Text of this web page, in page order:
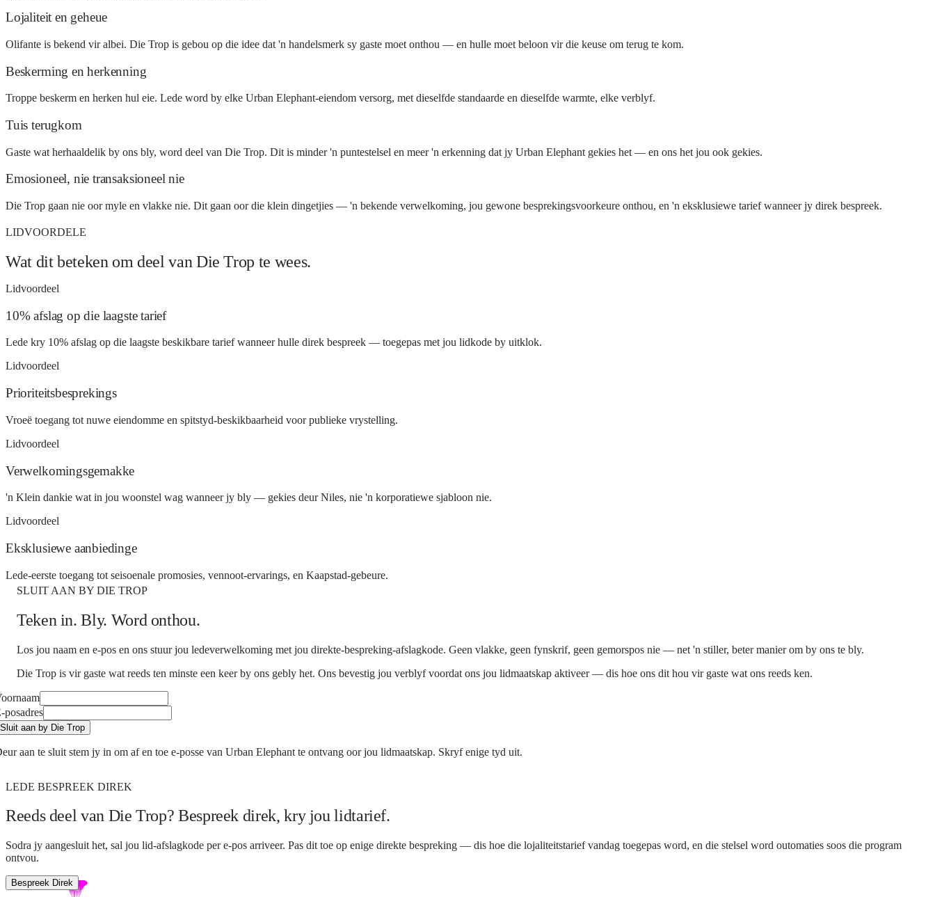
Lojaliteit en geheue
Olifante is bekend vir albei. Die Trop is gebou op die idee dat 'n handelsmerk sy gaste moet onthou — en hulle moet beloon vir die keuse om terug te kom.
Beskerming en herkenning
Troppe beskerm en herken hul eie. Lede word by elke Urban Elephant-eiendom versorg, met dieselfde standaarde en dieselfde warmte, elke verblyf.
Tuis terugkom
Gaste wat herhaaldelik by ons bly, word deel van Die Trop. Dit is minder 'n puntestelsel en meer 'n erkenning dat jy Urban Elephant gekies het — en ons het jou ook gekies.
Emosioneel, nie transaksioneel nie
Die Trop gaan nie oor myle en vlakke nie. Dit gaan oor die klein dingetjies — 'n bekende verwelkoming, jou gewone besprekingsvoorkeure onthou, en 'n eksklusiewe tarief wanneer jy direk bespreek.
LIDVOORDELE
Wat dit beteken om deel van Die Trop te wees.
Lidvoordeel
10% afslag op die laagste tarief
Lede kry 10% afslag op die laagste beskikbare tarief wanneer hulle direk bespreek — toegepas met jou lidkode by uitklok.
Lidvoordeel
Prioriteitsbesprekings
Vroeë toegang tot nuwe eiendomme en spitstyd-beskikbaarheid voor publieke vrystelling.
Lidvoordeel
Verwelkomingsgemakke
'n Klein dankie wat in jou woonstel wag wanneer jy bly — gekies deur Niles, nie 'n korporatiewe sjabloon nie.
Lidvoordeel
Eksklusiewe aanbiedinge
Lede-eerste toegang tot seisoenale promosies, vennoot-ervarings, en Kaapstad-gebeure.
SLUIT AAN BY DIE TROP
Teken in. Bly. Word onthou.
Los jou naam en e-pos en ons stuur jou ledeverwelkoming met jou direkte-bespreking-afslagkode. Geen vlakke, geen fynskrif, geen gemorspos nie — net 'n stiller, beter manier om by ons te bly.
Die Trop is vir gaste wat reeds ten minste een keer by ons gebly het. Ons bevestig jou verblyf voordat ons jou lidmaatskap aktiveer — dis hoe ons dit hou vir gaste wat ons reeds ken.
posadres
Sluit aan by Die Trop
aan te sluit stem jy in om af en toe e-posse van Urban Elephant te ontvang oor jou lidmaatskap. Skryf enige tyd uit.
LEDE BESPREEK DIREK
Reeds deel van Die Trop? Bespreek direk, kry jou lidtarief.
Sodra jy aangesluit het, sal jou lid-afslagkode per e-pos arriveer. Pas dit toe op enige direkte bespreking — dis hoe die lojaliteitstarief vandag toegepas word, en die stelsel word outomaties soos die program
ontvou.
Bespreek Direk